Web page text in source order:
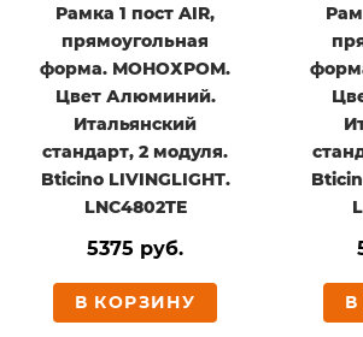
Рамка 1 пост AIR,
прямоугольная
форма. МОНОХРОМ.
Цвет Алюминий.
Итальянский
стандарт, 2 модуля.
Bticino LIVINGLIGHT.
LNC4802TE
5375 руб.
В КОРЗИНУ